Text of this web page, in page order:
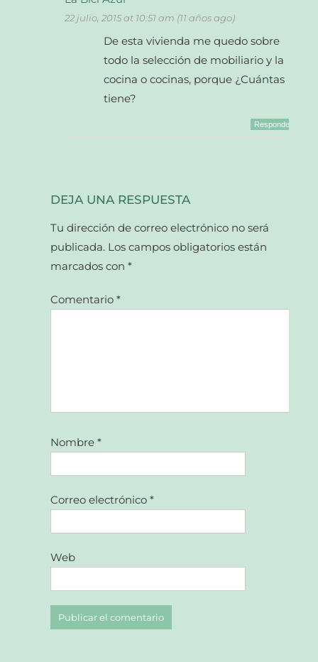
22 julio, 2015 at 10:51 am (11 años ago)
De esta vivienda me quedo sobre
todo la selección de mobiliario y la
cocina o cocinas, porque ¿Cuántas
tiene?
Responder
DEJA UNA RESPUESTA
Tu dirección de correo electrónico no será
publicada. Los campos obligatorios están
marcados con*
Comentario*
Nombre*
Correo electrónico*
Web